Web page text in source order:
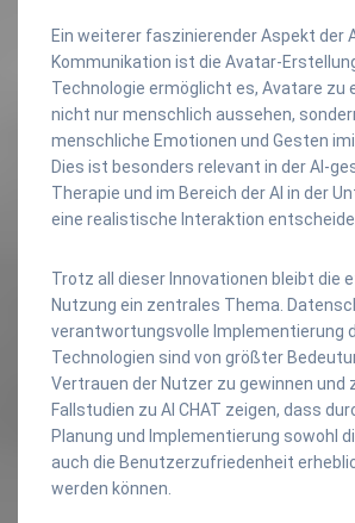
Ein weiterer faszinierender Aspekt der
Kommunikation ist die Avatar-
Technologie ermöglicht es, Avatare zu
nicht nur menschlich aussehen,
menschliche Emotionen und Gesten
Dies ist besonders relevant in der AI-
Therapie und im Bereich der AI in der
eine realistische Interaktion
Trotz all dieser Innovationen bleibt die
Nutzung ein zentrales Thema.
verantwortungsvolle Implementierung
Technologien sind von größter
Vertrauen der Nutzer zu gewinnen und
Fallstudien zu AI CHAT zeigen, dass
Planung und Implementierung sowohl
auch die Benutzerzufriedenheit
werden können.